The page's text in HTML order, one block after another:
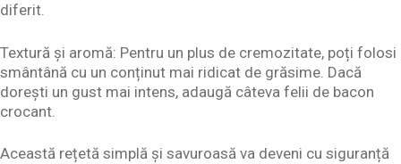
diferit.
Textură și aromă: Pentru un plus de cremozitate, poți folosi
smântână cu un conținut mai ridicat de grăsime. Dacă
dorești un gust mai intens, adaugă câteva felii de bacon
crocant.
Această rețetă simplă și savuroasă va deveni cu siguranță